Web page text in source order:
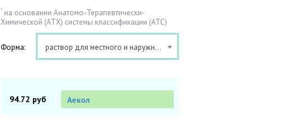
*на основании Анатомо-Терапевтически-
Химической (АТХ) системы классификации (АТС)
Форма: раствор для местного и наружного применения [масляный]
94.72 руб Аекол